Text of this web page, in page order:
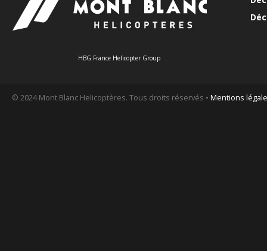
HBG France Helicopter Group
© 2024 Mont Blanc Helicoptères. Tous droits réservés • Mentions